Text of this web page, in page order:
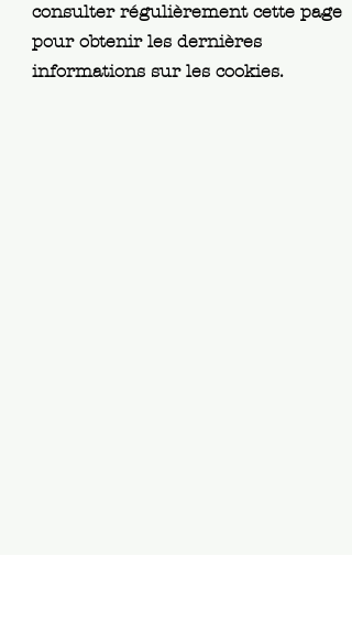
consulter régulièrement cette page
pour obtenir les dernières
informations sur les cookies.